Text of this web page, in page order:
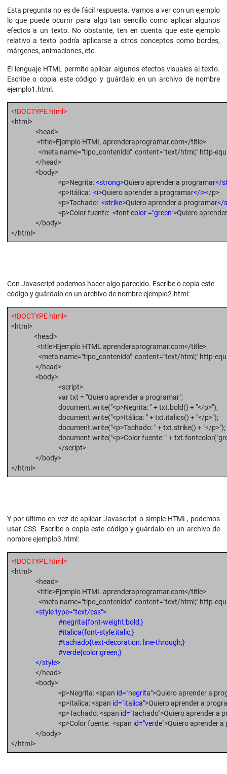
Esta pregunta no es de fácil respuesta. Vamos a ver con un ejemplo
lo que puede ocurrir para algo tan sencillo como aplicar algunos
efectos a un texto. No obstante, ten en cuenta que este ejemplo
relativo a texto podría aplicarse a otros conceptos como bordes,
márgenes, animaciones, etc.
El lenguaje HTML permite aplicar algunos efectos visuales al texto.
Escribe o copia este código y guárdalo en un archivo de nombre
ejemplo1.html.
<!DOCTYPE html>
<html>
<head>
<title>Ejemplo HTML aprenderaprogramar.com</title>
<meta name="tipo_contenido" content="text/html;" http-
</head>
<body>
<p>Negrita:<strong>Quiero aprender a programar</
<p>Itálica: <i>Quiero aprender a programar</i></p>
<p>Tachado: <strike>Quiero aprender a programar</
<p>Color fuente: <font color ="green">Quiero
</body>
</html>
Con Javascript podemos hacer algo parecido. Escribe o copia este
código y guárdalo en un archivo de nombre ejemplo2.html:
<!DOCTYPE html>
<html>
<head>
<title>Ejemplo HTML aprenderaprogramar.com</title>
<meta name="tipo_contenido" content="text/html;" http-
</head>
<body>
<script>
var txt = "Quiero aprender a programar";
document.write("<p>Negrita: " + txt.bold() + "</p>");
document.write("<p>Itálica: " + txt.italics() + "</p>");
document.write("<p>Tachado: " + txt.strike() + "</p>");
document.write("<p>Color fuente: " +
</script>
</body>
</html>
Y por último en vez de aplicar Javascript o simple HTML, podemos
usar CSS. Escribe o copia este código y guárdalo en un archivo de
nombre ejemplo3.html:
<!DOCTYPE html>
<html>
<head>
<title>Ejemplo HTML aprenderaprogramar.com</title>
<meta name="tipo_contenido" content="text/html;" http-
<style type="text/css">
#negrita{font-weight:bold;}
#italica{font-style:italic;}
#tachado{text-decoration: line-through;}
#verde{color:green;}
</style>
</head>
<body>
<p>Negrita: <span id="negrita">Quiero aprender a
<p>Italica: <span id="italica">Quiero aprender a
<p>Tachado: <span id="tachado">Quiero aprender a
<p>Color fuente: <span id="verde">Quiero aprender
</body>
</html>